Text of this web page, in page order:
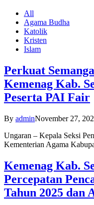
All
Agama Budha
Katolik
Kristen
Islam
Perkuat
Kemenag Kab.
Peserta PAI Fair
By adminNovember 27,
Ungaran – Kepala Seksi
Kementerian Agama
Kemenag Kab.
Percepatan
Tahun 2025 dan